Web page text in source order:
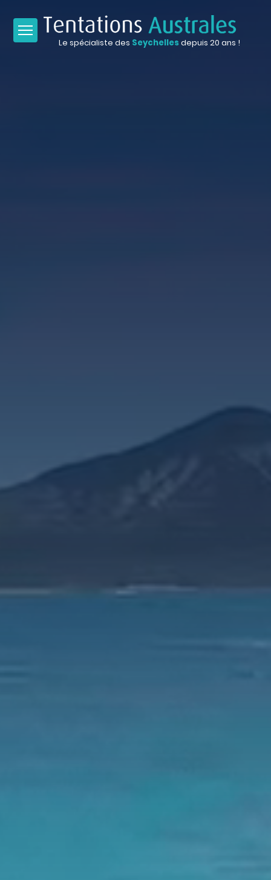
Le spécialiste des Seychellesdepuis 20 ans !